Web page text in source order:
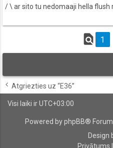
/ \ ar sito tu nedomaaji hella flush
find_in_page 1
Atgriezties uz “E36”
Visi laiki irUTC+03:00
Powered byphpBB®
Design
Privātums